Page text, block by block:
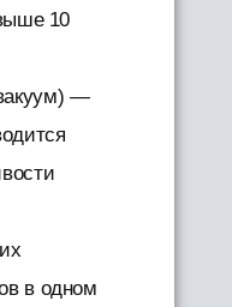
10
—
в одном